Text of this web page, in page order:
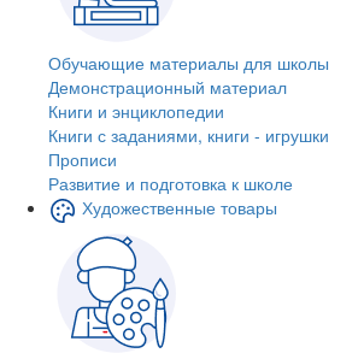
Обучающие материалы для школы
Демонстрационный материал
Книги и энциклопедии
Книги с заданиями, книги - игрушки
Прописи
Развитие и подготовка к школе
Художественные товары